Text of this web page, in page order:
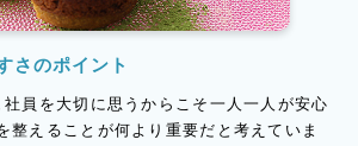
さのポイント
社員を大切に思うからこそ一人一人が安心
整えることが何より重要だと考えていま